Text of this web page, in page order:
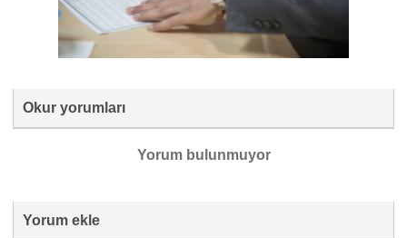
Okur yorumları
Yorum bulunmuyor
Yorum ekle